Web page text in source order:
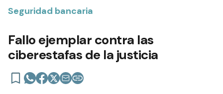
Seguridad bancaria
Fallo ejemplar contra las
ciberestafas de la justicia